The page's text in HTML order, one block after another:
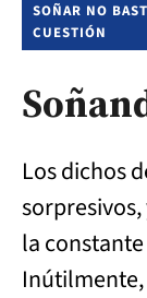
SOÑAR NO
CUESTIÓN
Los dichos
la